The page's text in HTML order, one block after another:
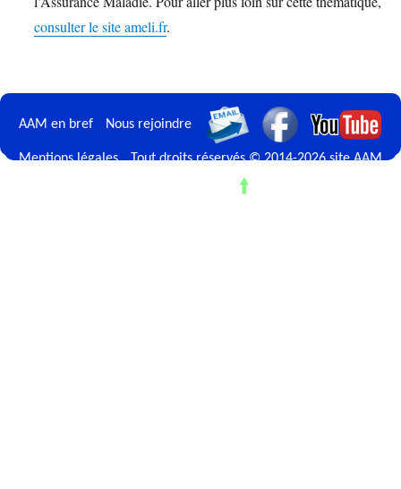
consulter le site ameli.fr.
AAM en bref Nous rejoindre
Mentions légales
Tout droits réservés © 2014-2026 site AAM